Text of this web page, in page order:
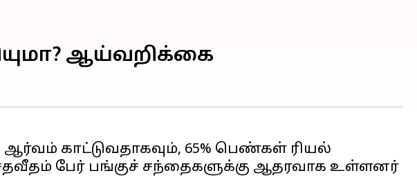
ஆய்வறிக்கை
காட்டுவதாகவும், 65% பெண்கள் ரியல்
சதவீதம் பேர் பங்குச் சந்தைகளுக்கு ஆதரவாக உள்ளனர்